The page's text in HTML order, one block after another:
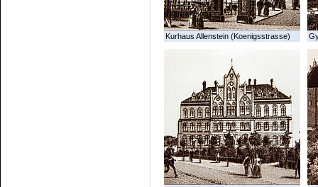
Kurhaus Allenstein (Koenigsstrasse)